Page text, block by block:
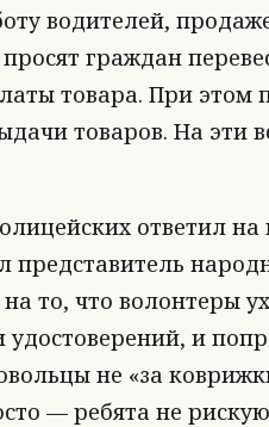
водителей,
граждан
товара. При этом
товаров. На эти
ответил
представитель
то, что волонтеры
удостоверений, и
не «за
— ребята не